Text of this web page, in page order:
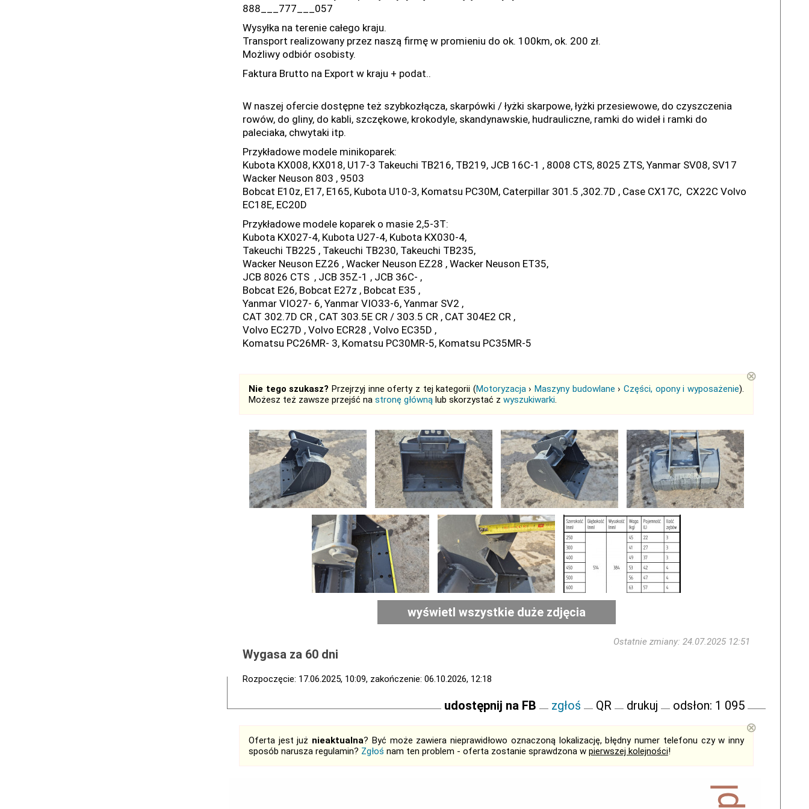
888___777___057
Wysyłka na terenie całego kraju.
Transport realizowany przez naszą firmę w promieniu do ok. 100km, ok. 200 zł.
Możliwy odbiór osobisty.
Faktura Brutto na Export w kraju + podat..
W naszej ofercie dostępne też szybkozłącza, skarpówki / łyżki skarpowe, łyżki przesiewowe, do czyszczenia
rowów, do gliny, do kabli, szczękowe, krokodyle, skandynawskie, hudrauliczne, ramki do wideł i ramki do
paleciaka, chwytaki itp.
Przykładowe modele minikoparek:
Kubota KX008, KX018, U17-3 Takeuchi TB216, TB219, JCB 16C-1 , 8008 CTS, 8025 ZTS, Yanmar SV08, SV17
Wacker Neuson 803 , 9503
Bobcat E10z, E17, E165, Kubota U10-3, Komatsu PC30M, Caterpillar 301.5 ,302.7D , Case CX17C, CX22C Volvo
EC18E, EC20D
Przykładowe modele koparek o masie 2,5-3T:
Kubota KX027-4, Kubota U27-4, Kubota KX030-4,
Takeuchi TB225 , Takeuchi TB230, Takeuchi TB235,
Wacker Neuson EZ26 , Wacker Neuson EZ28 , Wacker Neuson ET35,
JCB 8026 CTS , JCB 35Z-1 , JCB 36C- ,
Bobcat E26, Bobcat E27z , Bobcat E35 ,
Yanmar VIO27- 6, Yanmar VIO33-6, Yanmar SV2 ,
CAT 302.7D CR , CAT 303.5E CR / 303.5 CR , CAT 304E2 CR ,
Volvo EC27D , Volvo ECR28 , Volvo EC35D ,
Komatsu PC26MR- 3, Komatsu PC30MR-5, Komatsu PC35MR-5
Nie tego szukasz? Przejrzyj inne oferty z tej kategorii (Motoryzacja›Maszyny budowlane ›Części, opony i wyposażenie).
Możesz też zawsze przejść na stronę główną lub skorzystać z wyszukiwarki.
⊗
wyświetl wszystkie duże zdjęcia
Ostatnie zmiany: 24.07.2025 12:51
Wygasa za 60 dni
Rozpoczęcie: 17.06.2025, 10:09, zakończenie: 06.10.2026, 12:18
udostępnij na FB zgłoś QR drukuj odsłon: 1 095
Oferta jest już nieaktualna? Być może zawiera nieprawidłowo oznaczoną lokalizację, błędny numer telefonu czy w inny
sposób narusza regulamin? Zgłoś nam ten problem - oferta zostanie sprawdzona w pierwszej kolejności!
⊗